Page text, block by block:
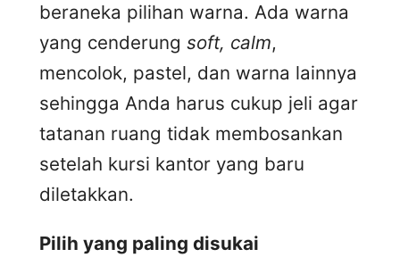
beraneka pilihan warna. Ada warna
yang cenderung soft, calm,
mencolok, pastel, dan warna lainnya
sehingga Anda harus cukup jeli agar
tatanan ruang tidak membosankan
setelah kursi kantor yang baru
diletakkan.
Pilih yang paling disukai